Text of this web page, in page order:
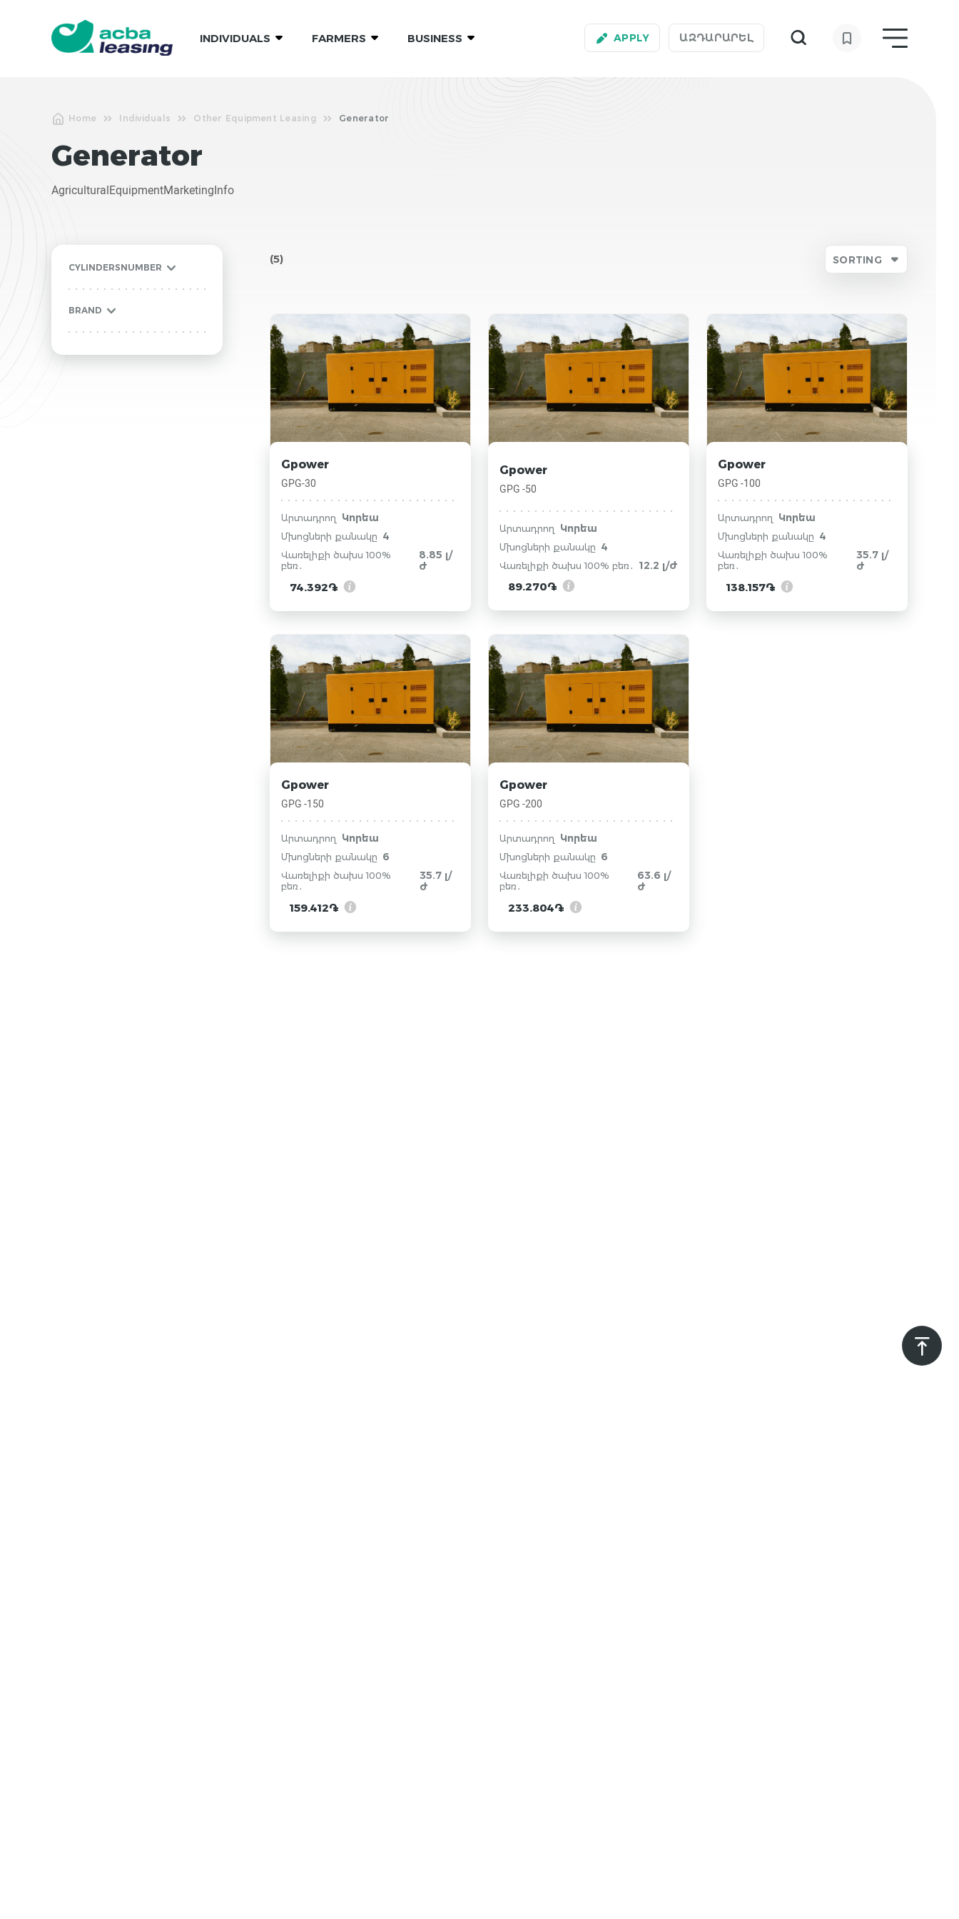
INDIVIDUALS FARMERS BUSINESS APPLY ԱԶԴԱՐԱՐԵԼ
Home Individuals Other Equipment Leasing Generator
Generator
AgriculturalEquipmentMarketingInfo
CYLINDERSNUMBER
BRAND
(5) SORTING
Gpower
GPG-30
Արտադրող Կորեա
Մխոցների քանակը 4
Վառելիքի ծախս 100%
բեռ․
8.85 լ/
ժ
74.392֏
Gpower
GPG -50
Արտադրող Կորեա
Մխոցների քանակը 4
Վառելիքի ծախս 100% բեռ․ 12.2 լ/ժ
89.270֏
Gpower
GPG -100
Արտադրող Կորեա
Մխոցների քանակը 4
Վառելիքի ծախս 100%
բեռ․
35.7 լ/
ժ
138.157֏
Gpower
GPG -150
Արտադրող Կորեա
Մխոցների քանակը 6
Վառելիքի ծախս 100%
բեռ․
35.7 լ/
ժ
159.412֏
Gpower
GPG -200
Արտադրող Կորեա
Մխոցների քանակը 6
Վառելիքի ծախս 100%
բեռ․
63.6 լ/
ժ
233.804֏